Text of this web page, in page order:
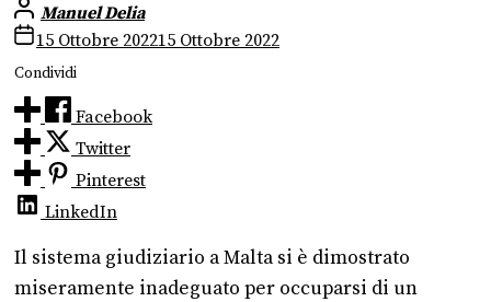
Manuel Delia
15 Ottobre 202215 Ottobre 2022
Condividi
Facebook
Twitter
Pinterest
LinkedIn
Il sistema giudiziario a Malta si è dimostrato
miseramente inadeguato per occuparsi di un